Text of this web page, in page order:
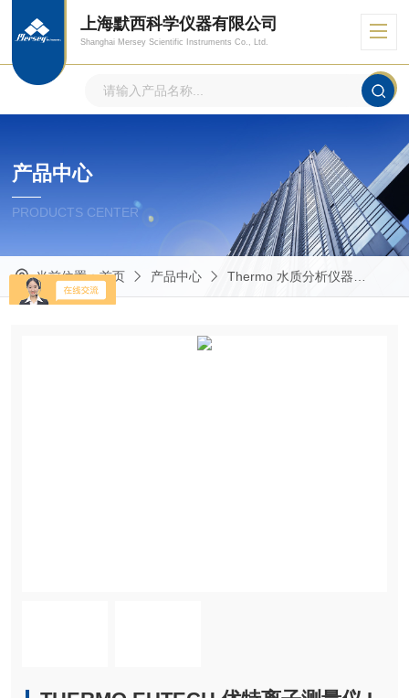
上海默西科学仪器有限公司
Shanghai Mersey Scientific Instruments Co., Ltd.
产品中心
PRODUCTS CENTER
当前位置：首页 产品中心 Thermo 水质分析仪器